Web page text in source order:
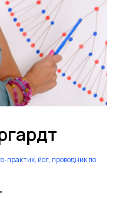
практик, йог, проводник по